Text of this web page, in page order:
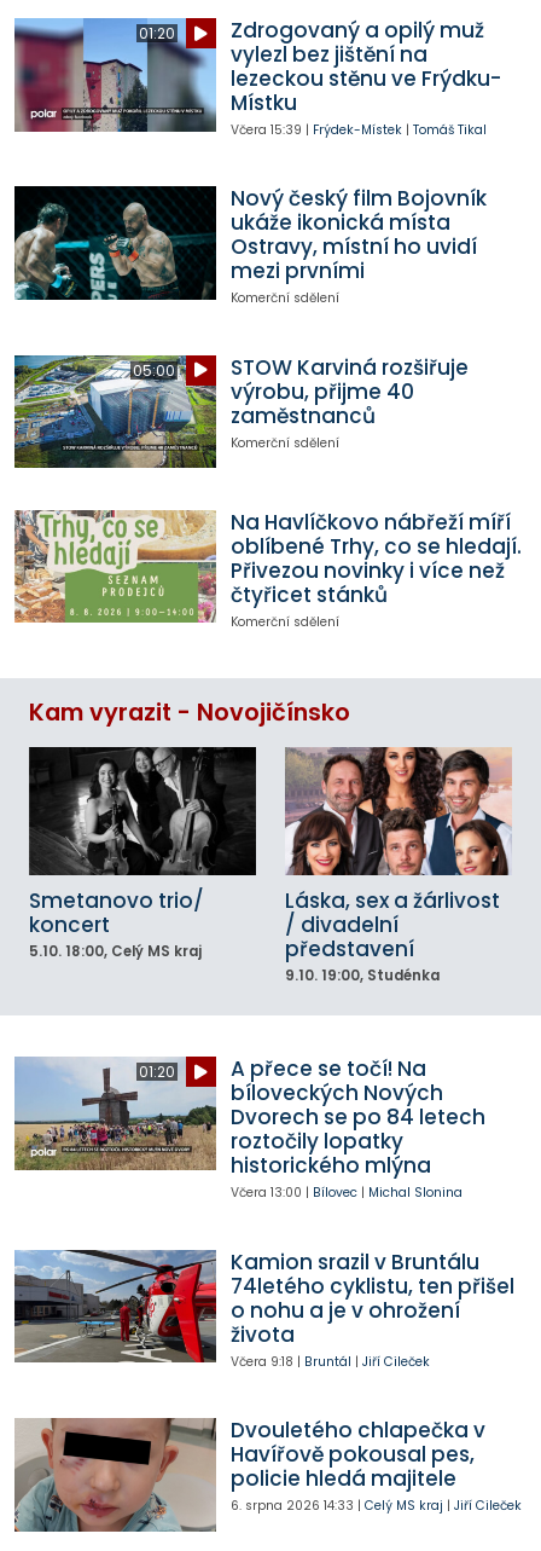
01:20
Zdrogovaný a opilý muž
vylezl bez jištění na
lezeckou stěnu ve Frýdku-
Místku
Včera 15:39 | Frýdek-Místek| Tomáš Tikal
Nový český film Bojovník
ukáže ikonická místa
Ostravy, místní ho uvidí
mezi prvními
Komerční sdělení
05:00
STOW Karviná rozšiřuje
výrobu, přijme 40
zaměstnanců
Komerční sdělení
Na Havlíčkovo nábřeží míří
oblíbené Trhy, co se hledají.
Přivezou novinky i více než
čtyřicet stánků
Komerční sdělení
Kam vyrazit - Novojičínsko
Smetanovo trio/
koncert
5.10. 18:00, Celý MS kraj
Láska, sex a žárlivost
/ divadelní
představení
9.10. 19:00, Studénka
01:20
A přece se točí! Na
bíloveckých Nových
Dvorech se po 84 letech
roztočily lopatky
historického mlýna
Včera 13:00 | Bílovec| Michal Slonina
Kamion srazil v Bruntálu
74letého cyklistu, ten přišel
o nohu a je v ohrožení
života
Včera 9:18 | Bruntál | Jiří Cileček
Dvouletého chlapečka v
Havířově pokousal pes,
policie hledá majitele
6. srpna 2026 14:33 | Celý MS kraj | Jiří Cileček